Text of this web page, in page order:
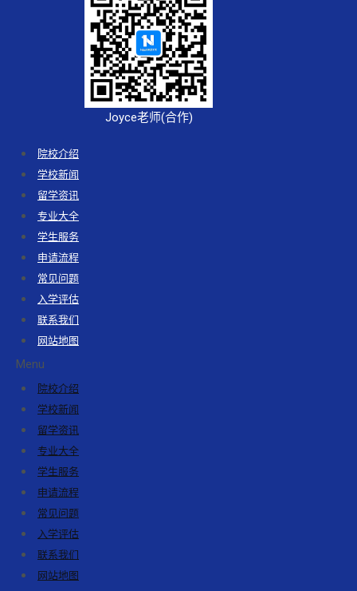
Joyce老师(合作)
院校介绍
学校新闻
留学资讯
专业大全
学生服务
申请流程
常见问题
入学评估
联系我们
网站地图
Menu
院校介绍
学校新闻
留学资讯
专业大全
学生服务
申请流程
常见问题
入学评估
联系我们
网站地图